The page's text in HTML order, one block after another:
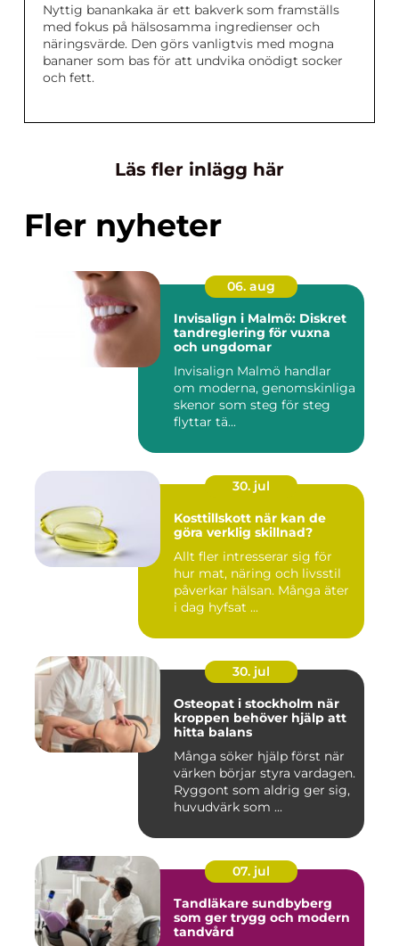
Nyttig banankaka är ett bakverk som framställs
med fokus på hälsosamma ingredienser och
näringsvärde. Den görs vanligtvis med mogna
bananer som bas för att undvika onödigt socker
och fett.
Läs fler inlägg här
Fler nyheter
06. aug
Invisalign i Malmö: Diskret
tandreglering för vuxna
och ungdomar
Invisalign Malmö handlar
om moderna, genomskinliga
skenor som steg för steg
flyttar tä...
30. jul
Kosttillskott när kan de
göra verklig skillnad?
Allt fler intresserar sig för
hur mat, näring och livsstil
påverkar hälsan. Många äter
i dag hyfsat ...
30. jul
Osteopat i stockholm när
kroppen behöver hjälp att
hitta balans
Många söker hjälp först när
värken börjar styra vardagen.
Ryggont som aldrig ger sig,
huvudvärk som ...
07. jul
Tandläkare sundbyberg
som ger trygg och modern
tandvård